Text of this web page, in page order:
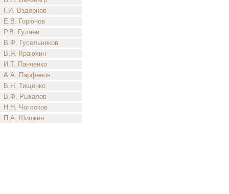
Г.И. Вздорнов
Е.В. Горюнов
Р.В. Гуляев
В.Ф. Гусельников
В.Я. Краюхин
И.Т. Панченко
А.А. Парфенов
В.Н. Тищенко
В.Ф. Рыкалов
Н.Н. Чоглоков
П.А. Шишкин